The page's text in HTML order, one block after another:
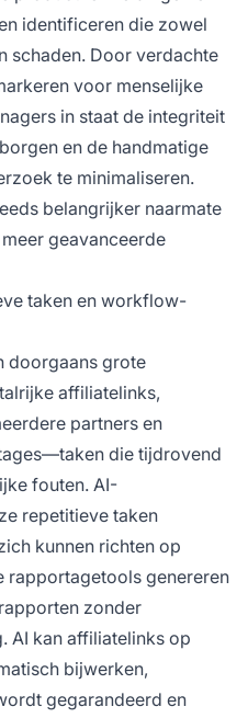
identificeren die zowel
schaden. Door verdachte
voor menselijke
in staat de integriteit
en de handmatige
te minimaliseren.
belangrijker naarmate
geavanceerde
taken en workflow-
doorgaans grote
affiliatelinks,
partners en
die tijdrovend
fouten. AI-
repetitieve taken
kunnen richten op
rapportagetools genereren
zonder
AI kan affiliatelinks op
bijwerken,
gegarandeerd en